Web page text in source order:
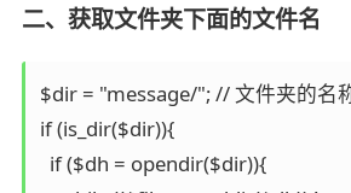
二、获取文件夹下面的文件名
$dir = "message/"; // 文件夹的名
if (is_dir($dir)){
  if ($dh = opendir($dir)){